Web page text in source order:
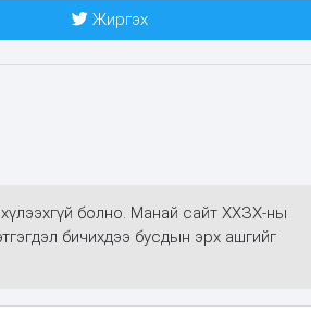
Жиргэх
болно. Манай сайт ХХЗХ-ны
бичихдээ бусдын эрх ашгийг